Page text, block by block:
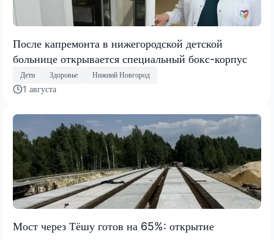
После капремонта в нижегородской детской
больнице открывается специальный бокс-корпус
Дети Здоровье Нижний Новгород
1 августа
Мост через Тёшу готов на 65%: открытие